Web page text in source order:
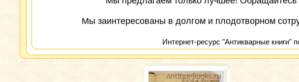
Мы заинтересованы в долгом и плодотворном
Интернет-ресурс "Антикварные книги"